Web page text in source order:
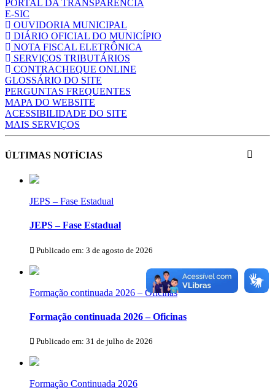
PORTAL DA TRANSPARÊNCIA
E-SIC
OUVIDORIA MUNICIPAL
DIÁRIO OFICIAL DO MUNICÍPIO
NOTA FISCAL ELETRÔNICA
SERVIÇOS TRIBUTÁRIOS
CONTRACHEQUE ONLINE
GLOSSÁRIO DO SITE
PERGUNTAS FREQUENTES
MAPA DO WEBSITE
ACESSIBILIDADE DO SITE
MAIS SERVIÇOS
ÚLTIMAS NOTÍCIAS
JEPS – Fase Estadual
JEPS – Fase Estadual
Publicado em: 3 de agosto de 2026
Formação continuada 2026 – Oficinas
Formação continuada 2026 – Oficinas
Publicado em: 31 de julho de 2026
Formação Continuada 2026